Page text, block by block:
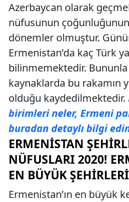
Azerbaycan olarak
nüfusunun
dönemler olmuştur.
Ermenistan’da kaç Türk
bilinmemektedir.
kaynaklarda bu rakamın
olduğu kaydedilmektedir.
birimleri neler, Ermeni
buradan detaylı bilgi
ERMENISTAN
NÜFUSLARI 2020!
EN BÜYÜK
Ermenistan’ın en büyük